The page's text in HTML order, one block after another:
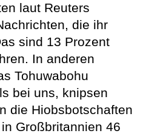
laut Reuters
die ihr
sind 13 Prozent
In anderen
Tohuwabohu
bei uns, knipsen
die Hiobsbotschaften
Großbritannien 46